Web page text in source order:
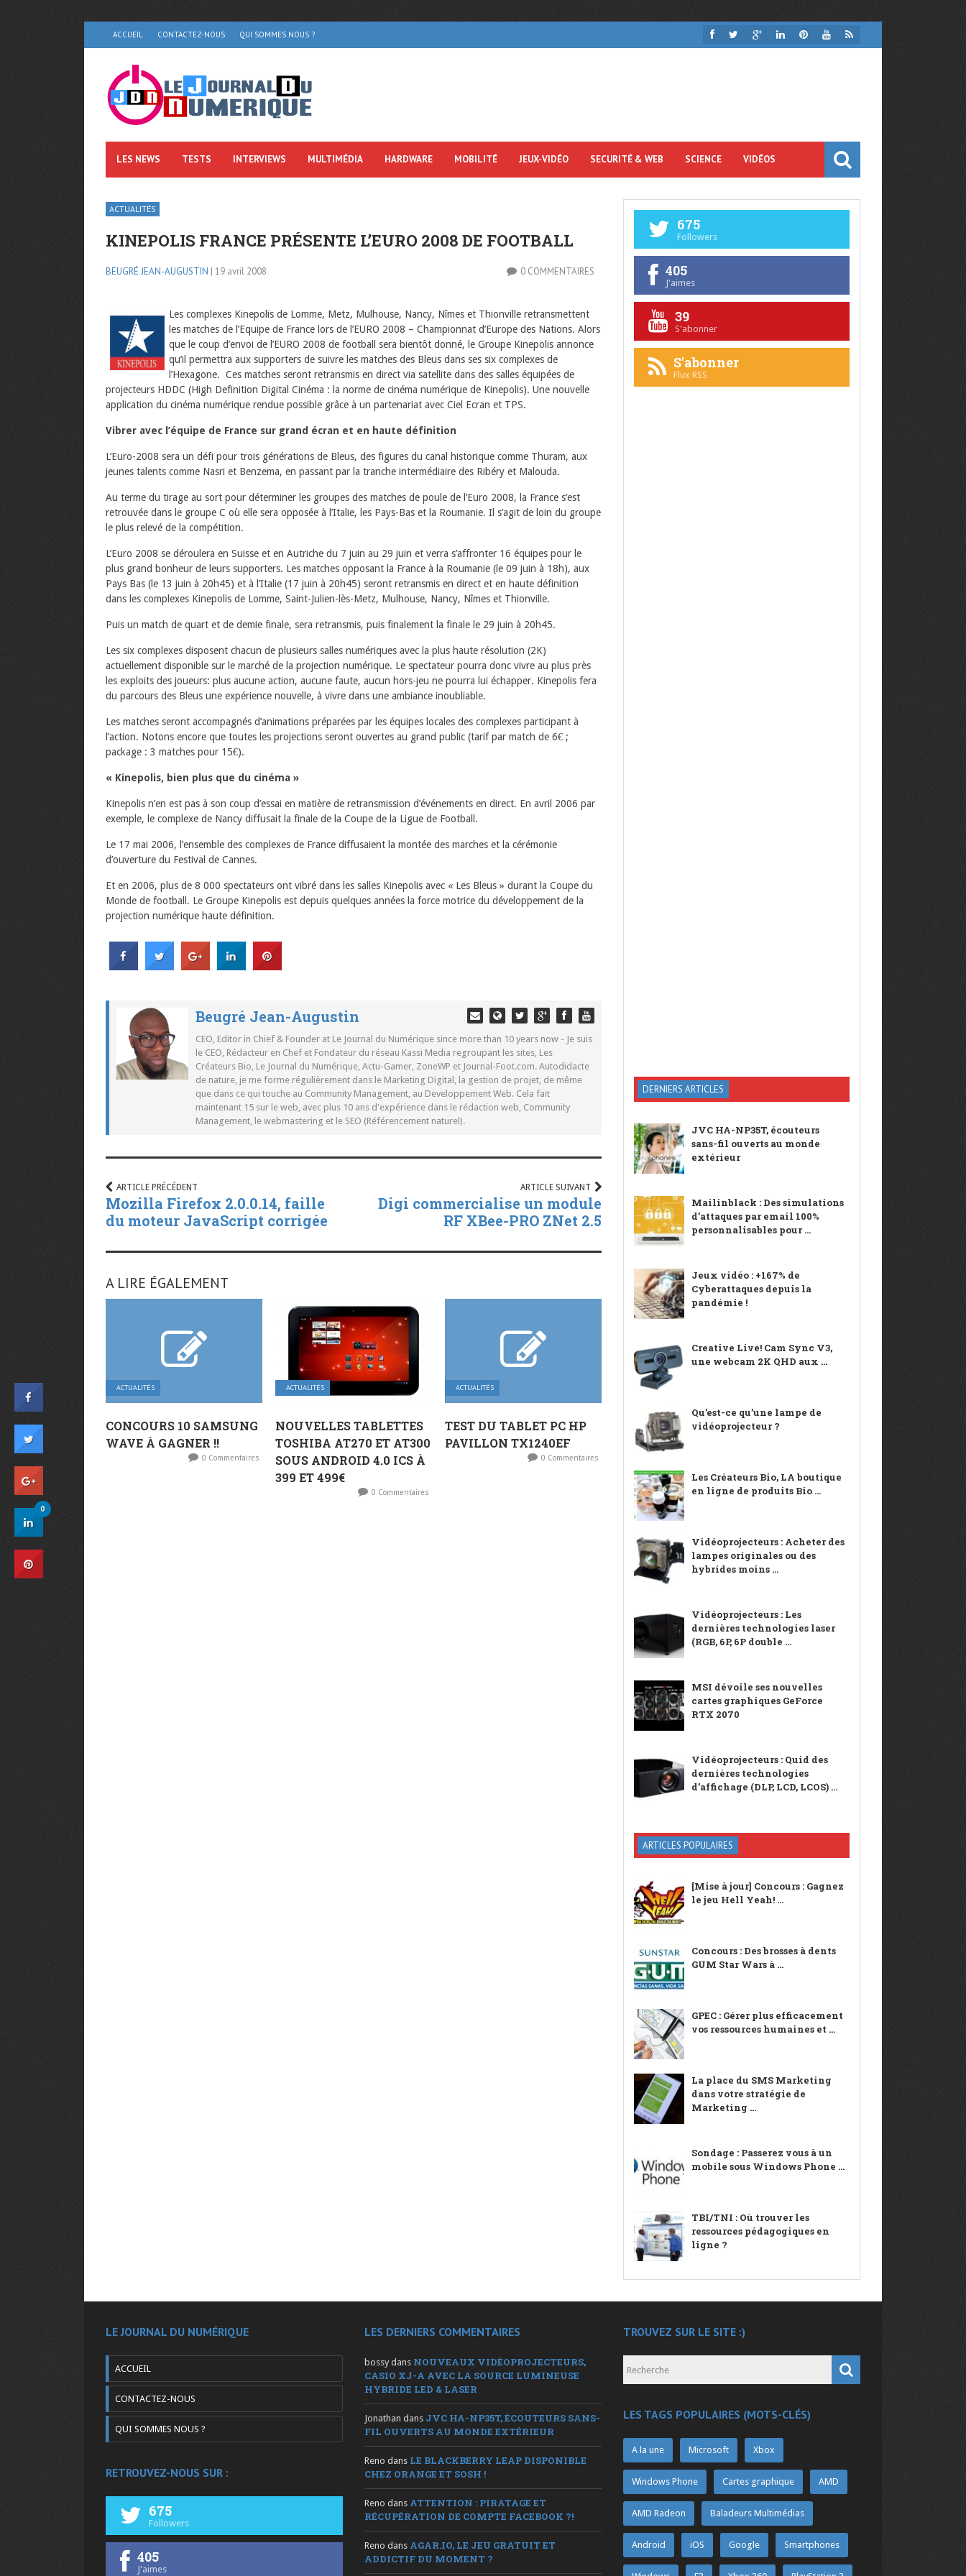
ACCUEIL CONTACTEZ-NOUS QUI SOMMES NOUS ?
LES NEWS TESTS INTERVIEWS MULTIMÉDIA HARDWARE MOBILITÉ JEUX-VIDÉO SECURITÉ & WEB SCIENCE VIDÉOS
ACTUALITÉS
KINEPOLIS FRANCE PRÉSENTE L’EURO 2008 DE FOOTBALL
BEUGRÉ JEAN-AUGUSTIN | 19 avril 2008 0 COMMENTAIRES
Les complexes Kinepolis de Lomme, Metz, Mulhouse, Nancy, Nîmes et Thionville retransmettent
les matches de l’Equipe de France lors de l’EURO 2008 – Championnat d’Europe des Nations. Alors
que le coup d’envoi de l’EURO 2008 de football sera bientôt donné, le Groupe Kinepolis annonce
qu’il permettra aux supporters de suivre les matches des Bleus dans ses six complexes de
l’Hexagone. Ces matches seront retransmis en direct via satellite dans des salles équipées de
projecteurs HDDC (High Definition Digital Cinéma : la norme de cinéma numérique de Kinepolis). Une nouvelle
application du cinéma numérique rendue possible grâce à un partenariat avec Ciel Ecran et TPS.
Vibrer avec l’équipe de France sur grand écran et en haute définition
L’Euro-2008 sera un défi pour trois générations de Bleus, des figures du canal historique comme Thuram, aux
jeunes talents comme Nasri et Benzema, en passant par la tranche intermédiaire des Ribéry et Malouda.
Au terme du tirage au sort pour déterminer les groupes des matches de poule de l’Euro 2008, la France s’est
retrouvée dans le groupe C où elle sera opposée à l’Italie, les Pays-Bas et la Roumanie. Il s’agit de loin du groupe
le plus relevé de la compétition.
L’Euro 2008 se déroulera en Suisse et en Autriche du 7 juin au 29 juin et verra s’affronter 16 équipes pour le
plus grand bonheur de leurs supporters. Les matches opposant la France à la Roumanie (le 09 juin à 18h), aux
Pays Bas (le 13 juin à 20h45) et à l’Italie (17 juin à 20h45) seront retransmis en direct et en haute définition
dans les complexes Kinepolis de Lomme, Saint-Julien-lès-Metz, Mulhouse, Nancy, Nîmes et Thionville.
Puis un match de quart et de demie finale, sera retransmis, puis finalement la finale le 29 juin à 20h45.
Les six complexes disposent chacun de plusieurs salles numériques avec la plus haute résolution (2K)
actuellement disponible sur le marché de la projection numérique. Le spectateur pourra donc vivre au plus près
les exploits des joueurs: plus aucune action, aucune faute, aucun hors-jeu ne pourra lui échapper. Kinepolis fera
du parcours des Bleus une expérience nouvelle, à vivre dans une ambiance inoubliable.
Les matches seront accompagnés d’animations préparées par les équipes locales des complexes participant à
l’action. Notons encore que toutes les projections seront ouvertes au grand public (tarif par match de 6€ ;
package : 3 matches pour 15€).
« Kinepolis, bien plus que du cinéma »
Kinepolis n’en est pas à son coup d’essai en matière de retransmission d’événements en direct. En avril 2006 par
exemple, le complexe de Nancy diffusait la finale de la Coupe de la Ligue de Football.
Le 17 mai 2006, l’ensemble des complexes de France diffusaient la montée des marches et la cérémonie
d’ouverture du Festival de Cannes.
Et en 2006, plus de 8 000 spectateurs ont vibré dans les salles Kinepolis avec « Les Bleus » durant la Coupe du
Monde de football. Le Groupe Kinepolis est depuis quelques années la force motrice du développement de la
projection numérique haute définition.
Beugré Jean-Augustin
CEO, Editor in Chief & Founder at Le Journal du Numérique since more than 10 years now - Je suis
le CEO, Rédacteur en Chef et Fondateur du réseau Kassi Media regroupant les sites, Les
Créateurs Bio, Le Journal du Numérique, Actu-Gamer, ZoneWP et Journal-Foot.com. Autodidacte
de nature, je me forme régulièrement dans le Marketing Digital, la gestion de projet, de même
que dans ce qui touche au Community Management, au Developpement Web. Cela fait
maintenant 15 sur le web, avec plus 10 ans d'expérience dans le rédaction web, Community
Management, le webmastering et le SEO (Référencement naturel).
ARTICLE PRÉCÉDENT
Mozilla Firefox 2.0.0.14, faille
du moteur JavaScript corrigée
ARTICLE SUIVANT
Digi commercialise un module
RF XBee-PRO ZNet 2.5
A LIRE ÉGALEMENT
ACTUALITÉS
CONCOURS 10 SAMSUNG
WAVE À GAGNER !!
0 Commentaires
ACTUALITÉS
NOUVELLES TABLETTES
TOSHIBA AT270 ET AT300
SOUS ANDROID 4.0 ICS À
399 ET 499€
0 Commentaires
ACTUALITÉS
TEST DU TABLET PC HP
PAVILLON TX1240EF
0 Commentaires
675
Followers
405
J'aimes
39
S'abonner
S'abonner
Flux RSS
DERNIERS ARTICLES
JVC HA-NP35T, écouteurs
sans-fil ouverts au monde
extérieur
Mailinblack : Des simulations
d’attaques par email 100%
personnalisables pour ...
Jeux vidéo : +167% de
Cyberattaques depuis la
pandémie !
Creative Live! Cam Sync V3,
une webcam 2K QHD aux ...
Qu’est-ce qu’une lampe de
vidéoprojecteur ?
Les Créateurs Bio, LA boutique
en ligne de produits Bio ...
Vidéoprojecteurs : Acheter des
lampes originales ou des
hybrides moins ...
Vidéoprojecteurs : Les
dernières technologies laser
(RGB, 6P, 6P double ...
MSI dévoile ses nouvelles
cartes graphiques GeForce
RTX 2070
Vidéoprojecteurs : Quid des
dernières technologies
d’affichage (DLP, LCD, LCOS) ...
ARTICLES POPULAIRES
[Mise à jour] Concours : Gagnez
le jeu Hell Yeah! ...
Concours : Des brosses à dents
GUM Star Wars à ...
GPEC : Gérer plus efficacement
vos ressources humaines et ...
La place du SMS Marketing
dans votre stratégie de
Marketing ...
Sondage : Passerez vous à un
mobile sous Windows Phone ...
TBI/TNI : Où trouver les
ressources pédagogiques en
ligne ?
LE JOURNAL DU NUMÉRIQUE
ACCUEIL
CONTACTEZ-NOUS
QUI SOMMES NOUS ?
RETROUVEZ-NOUS SUR :
675
Followers
405
J'aimes
LES DERNIERS COMMENTAIRES
bossy dans NOUVEAUX VIDÉOPROJECTEURS,
CASIO XJ-A AVEC LA SOURCE LUMINEUSE
HYBRIDE LED & LASER
Jonathan dans JVC HA-NP35T, ÉCOUTEURS SANS-
FIL OUVERTS AU MONDE EXTÉRIEUR
Reno dans LE BLACKBERRY LEAP DISPONIBLE
CHEZ ORANGE ET SOSH !
Reno dans ATTENTION : PIRATAGE ET
RÉCUPÉRATION DE COMPTE FACEBOOK ?!
Reno dans AGAR.IO, LE JEU GRATUIT ET
ADDICTIF DU MOMENT ?
TROUVEZ SUR LE SITE :)
LES TAGS POPULAIRES (MOTS-CLÉS)
A la une Microsoft Xbox
Windows Phone Cartes graphique AMD
AMD Radeon Baladeurs Multimédias
Android iOS Google Smartphones
0